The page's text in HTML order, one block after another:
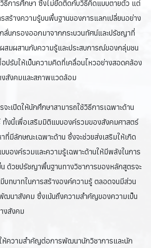
การศึกษา ซึ่งไม่ยึดติดกับวิธีคิดแบบตายตัว แต่
สร้างความรู้บนพื้นฐานของการแลกเปลี่ยนอย่าง
ลั่นกรองออกมาจากกระบวนทัศน์และปรัชญาที่
สมผสานกับความรู้และประสบการณ์ของกลุ่มชน
ปรับให้เป็นความคิดที่เคลื่อนไหวอย่างสอดคล้อง
งสังคมและสภาพแวดล้อม
ะเปิดให้นักศึกษาสามารถใช้วิธีการเฉพาะด้าน
ทั้งนี้เพื่อเสริมมิติแบบองค์รวมของสังคมศาสตร์
ที่มีลักษณะเฉพาะด้าน ซึ่งจะช่วยส่งเสริมให้เกิด
บองค์รวมและความรู้เฉพาะด้านให้มีพลังในการ
ด้วยปรัชญาพื้นฐานทางวิชาการของหลักสูตรจะ
บทบาทในการสร้างองค์ความรู้ ตลอดจนมีส่วน
ฒนาสังคม ซึ่งเน้นถึงความสำคัญของความเป็น
งสังคม
ห้ความสำคัญต่อการพัฒนานักวิชาการและนัก